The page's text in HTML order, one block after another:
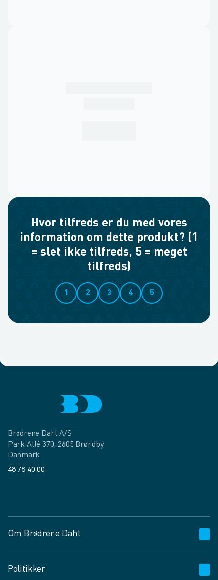
Hvor tilfreds er du med vores
information om dette produkt? (1
= slet ikke tilfreds, 5 = meget
tilfreds)
1 2 3 4 5
Brødrene Dahl A/S
Park Allé 370, 2605 Brøndby
Danmark
48 78 40 00
Om Brødrene Dahl
Vagttelefon 30 10 89 89
Politikker